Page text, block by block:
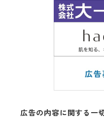
広告の内容に関する一